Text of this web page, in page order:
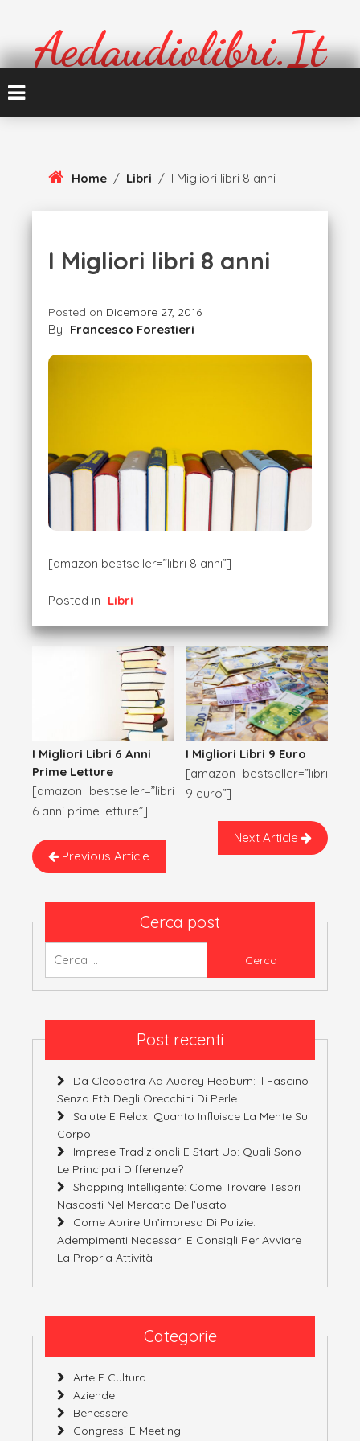
Aedaudiolibri.it
Home / Libri / I Migliori libri 8 anni
I Migliori libri 8 anni
Posted on Dicembre 27, 2016
By Francesco Forestieri
[amazon bestseller=”libri 8 anni”]
Posted in Libri
I Migliori Libri 6 Anni
Prime Letture
[amazon bestseller=”libri
6 anni prime letture”]
Previous Article
I Migliori Libri 9 Euro
[amazon bestseller=”libri
9 euro”]
Next Article
Cerca post
Post recenti
Da Cleopatra Ad Audrey Hepburn: Il Fascino
Senza Età Degli Orecchini Di Perle
Salute E Relax: Quanto Influisce La Mente Sul
Corpo
Imprese Tradizionali E Start Up: Quali Sono
Le Principali Differenze?
Shopping Intelligente: Come Trovare Tesori
Nascosti Nel Mercato Dell’usato
Come Aprire Un’impresa Di Pulizie:
Adempimenti Necessari E Consigli Per Avviare
La Propria Attività
Categorie
Arte E Cultura
Aziende
Benessere
Congressi E Meeting